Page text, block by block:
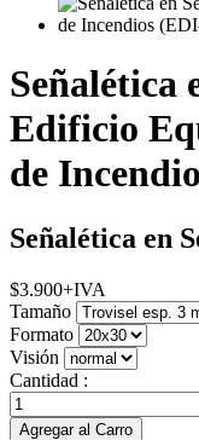
Señalética
Edificio
de
Señalética en
$3.900+IVA
Tamaño
Formato
Visión
Cantidad :
Agregar al Carro